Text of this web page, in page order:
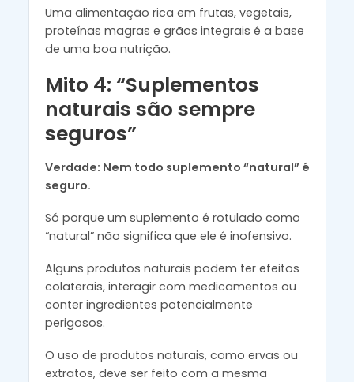
Uma alimentação rica em frutas, vegetais,
proteínas magras e grãos integrais é a base
de uma boa nutrição.
Mito 4: “Suplementos
naturais são sempre
seguros”
Verdade: Nem todo suplemento “natural” é
seguro.
Só porque um suplemento é rotulado como
“natural” não significa que ele é inofensivo.
Alguns produtos naturais podem ter efeitos
colaterais, interagir com medicamentos ou
conter ingredientes potencialmente
perigosos.
O uso de produtos naturais, como ervas ou
extratos, deve ser feito com a mesma